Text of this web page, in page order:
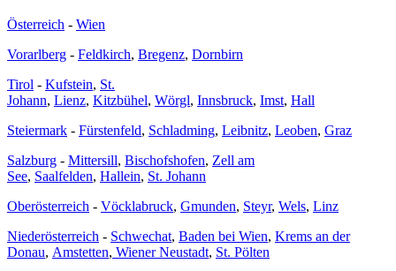
Österreich - Wien
Vorarlberg - Feldkirch, Bregenz, Dornbirn
Tirol - Kufstein, St.
Johann, Lienz, Kitzbühel, Wörgl, Innsbruck, Imst, Hall
Steiermark - Fürstenfeld, Schladming, Leibnitz, Leoben, Graz
Salzburg - Mittersill, Bischofshofen, Zell am
See, Saalfelden, Hallein, St. Johann
Oberösterreich - Vöcklabruck, Gmunden, Steyr, Wels, Linz
Niederösterreich - Schwechat, Baden bei Wien, Krems an der
Donau, Amstetten, Wiener Neustadt, St. Pölten